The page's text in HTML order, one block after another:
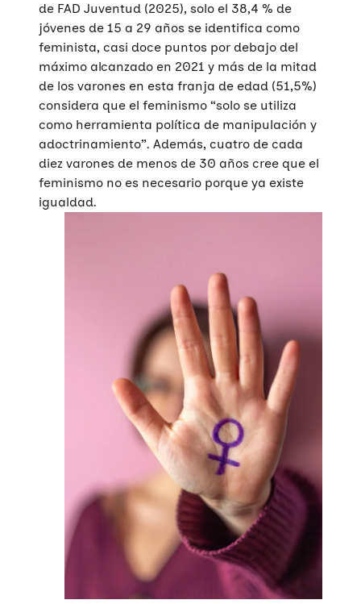
de FAD Juventud (2025), solo el 38,4 % de
jóvenes de 15 a 29 años se identifica como
feminista, casi doce puntos por debajo del
máximo alcanzado en 2021 y más de la mitad
de los varones en esta franja de edad (51,5%)
considera que el feminismo “solo se utiliza
como herramienta política de manipulación y
adoctrinamiento”. Además, cuatro de cada
diez varones de menos de 30 años cree que el
feminismo no es necesario porque ya existe
igualdad.